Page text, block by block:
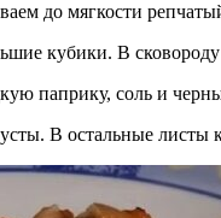
до мягкости
кубики. В
паприку, соль и
В остальные